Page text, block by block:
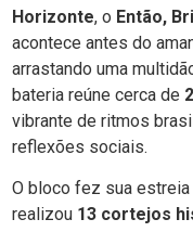
Horizonte, o Então,
acontece antes do
arrastando uma
bateria reúne cerca de
vibrante de ritmos
reflexões sociais.
O bloco fez sua estreia
realizou 13 cortejos